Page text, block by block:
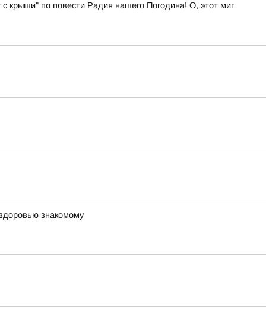
крыши" по повести Радия нашего Погодина! О, этот миг
знакомому